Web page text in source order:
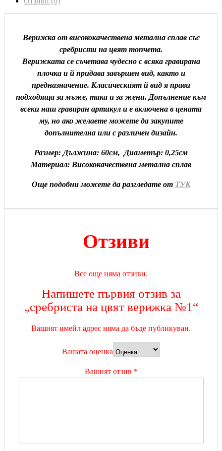
Верижка от висококачествена метална сплав със
сребристи на цвят топчета.
Верижката се съчетава чудесно с всяка гравирана
плочка и й придава завършен вид, както и
предназначение. Класическият й вид я прави
подходяща за мъже, така и за жени. Допълнение към
всеки наш гравиран артикул и е включена в цената
му, но ако желаете можете да закупите
допълнителна или с различен дизайн.
Размер: Дължина: 60см, Диаметър: 0,25см
Материал: Висококачествена метална сплав
Още подобни можете да разгледате от ТУК
Отзиви
Все още няма отзиви.
Напишете първия отзив за
„сребриста на цвят верижка №1“
Вашият имейл адрес няма да бъде публикуван.
Вашата оценка
Вашият отзив *